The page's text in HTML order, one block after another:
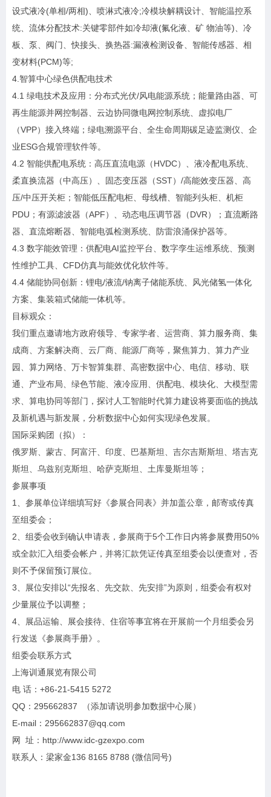
设式液冷(单相/两相)、喷淋式液冷;冷模块解耦设计、智能温控系
统、流体分配技术:关键零部件如冷却液(氟化液、矿 物油等)、冷
板、泵、阀门、快接头、换热器:漏液检测设备、智能传感器、相
变材料(PCM)等;
4.智算中心绿色供配电技术
4.1 绿电技术及应用：分布式光伏/风电能源系统；能量路由器、可
再生能源并网控制器、云边协同微电网控制系统、虚拟电厂
（VPP）接入终端；绿电溯源平台、全生命周期碳足迹监测仪、企
业ESG合规管理软件等。
4.2 智能供配电系统：高压直流电源（HVDC）、液冷配电系统、
柔直换流器（中高压）、固态变压器（SST）/高能效变压器、高
压/中压开关柜；智能低压配电柜、母线槽、智能列头柜、机柜
PDU；有源滤波器（APF）、动态电压调节器（DVR）；直流断路
器、直流熔断器、智能电弧检测系统、防雷浪涌保护器等。
4.3 数字能效管理：供配电AI监控平台、数字孪生运维系统、预测
性维护工具、CFD仿真与能效优化软件等。
4.4 储能协同创新：锂电/液流/钠离子储能系统、风光储氢一体化
方案、集装箱式储能一体机等。
目标观众：
我们重点邀请地方政府领导、专家学者、运营商、算力服务商、集
成商、方案解决商、云厂商、能源厂商等，聚焦算力、算力产业
园、算力网络、万卡智算集群、高密数据中心、电信、移动、联
通、产业布局、绿色节能、液冷应用、供配电、模块化、大模型需
求、算电协同等部门，探讨人工智能时代算力建设将要面临的挑战
及新机遇与新发展，分析数据中心如何实现绿色发展。
国际采购团（拟）：
俄罗斯、蒙古、阿富汗、印度、巴基斯坦、吉尔吉斯斯坦、塔吉克
斯坦、乌兹别克斯坦、哈萨克斯坦、土库曼斯坦等；
参展事项
1、参展单位详细填写好《参展合同表》并加盖公章，邮寄或传真
至组委会；
2、组委会收到确认申请表，参展商于5个工作日内将参展费用50%
或全款汇入组委会帐户，并将汇款凭证传真至组委会以便查对，否
则不予保留预订展位。
3、展位安排以“先报名、先交款、先安排”为原则，组委会有权对
少量展位予以调整；
4、展品运输、展会接待、住宿等事宜将在开展前一个月组委会另
行发送《参展商手册》。
组委会联系方式
上海训通展览有限公司
电 话：+86-21-5415 5272
QQ：295662837 （添加请说明参加数据中心展）
E-mail：295662837@qq.com
网 址：http://www.idc-gzexpo.com
联系人：梁家金136 8165 8788 (微信同号)